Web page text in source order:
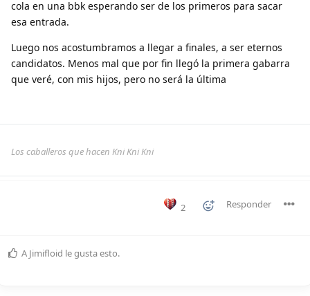
cola en una bbk esperando ser de los primeros para sacar
esa entrada.
Luego nos acostumbramos a llegar a finales, a ser eternos
candidatos. Menos mal que por fin llegó la primera gabarra
que veré, con mis hijos, pero no será la última
Los caballeros que hacen Kni Kni Kni
2 Responder
A Jimifloid le gusta esto.